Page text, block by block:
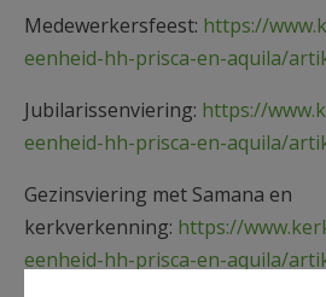
Medewerkersfeest: https://
eenheid-hh-prisca-en-aquila/
Jubilarissenviering: https://
eenheid-hh-prisca-en-aquila/
Gezinsviering met Samana en
kerkverkenning: https://
eenheid-hh-prisca-en-aquila/